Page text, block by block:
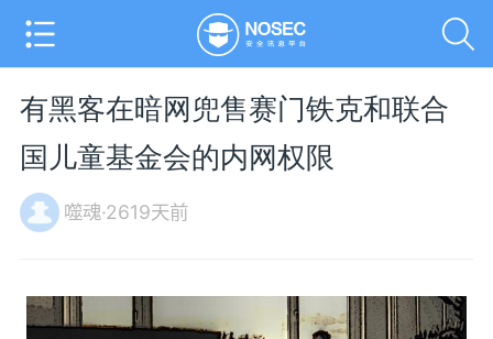
有黑客在暗网兜售赛门铁克和联合
国儿童基金会的内网权限
噬魂·2619天前